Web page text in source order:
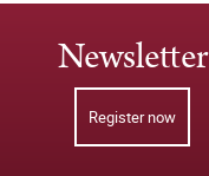
Newsletter
Register now